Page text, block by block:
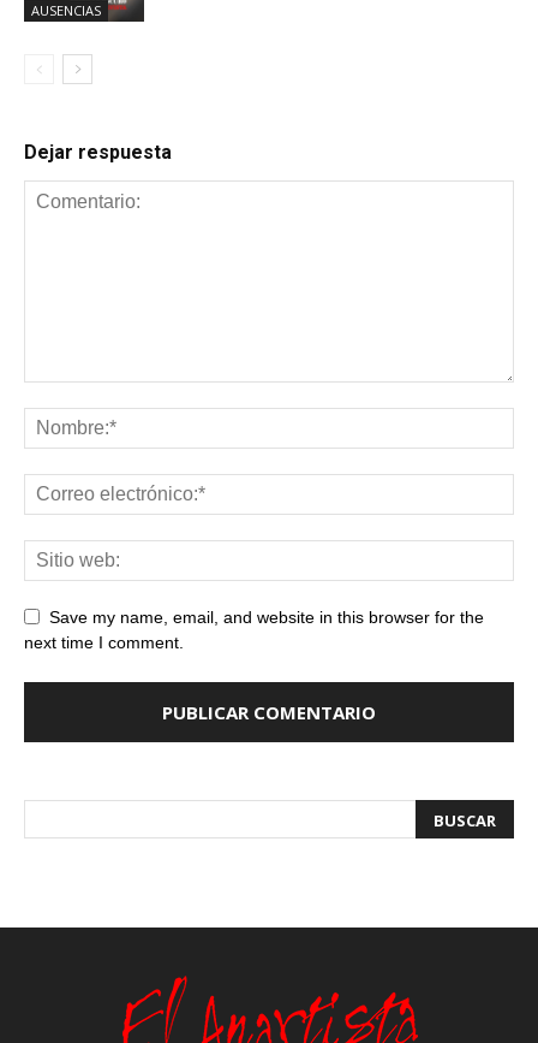
AUSENCIAS
Dejar respuesta
Save my name, email, and website in this browser for the
next time I comment.